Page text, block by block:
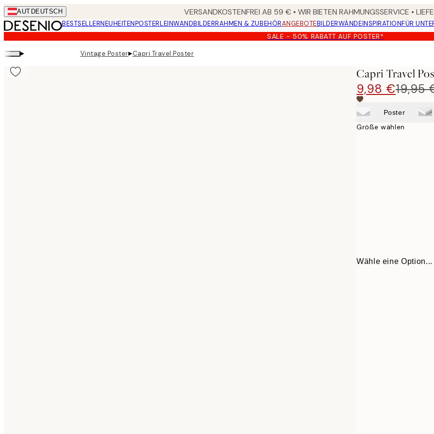
Skip
to
main
content.
AUT DEUTSCH VERSANDKOSTENFREI AB 59 € • WIR BIETEN RAHMUNGSSERVICE •
BESTSELLERNEUHEITENPOSTERLEINWANDBILDERRAHMEN & ZUBEHÖRANGEBOTEBILDERWÄNDEINSPIRATIONFÜR
SALE - 50% RABATT AUF POSTER*
▸ Vintage Poster▸Capri Travel Poster
Capri Travel
9,98 €19,95
Poster
Größe wählen
Wähle eine Option...